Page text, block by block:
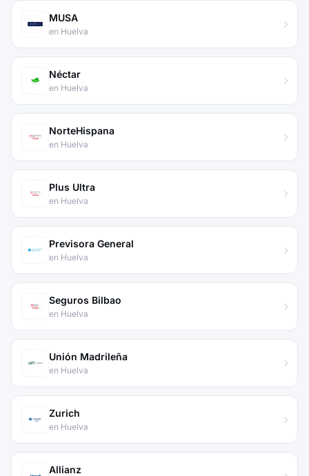
MUSA
en Huelva
Néctar
en Huelva
NorteHispana
en Huelva
Plus Ultra
en Huelva
Previsora General
en Huelva
Seguros Bilbao
en Huelva
Unión Madrileña
en Huelva
Zurich
en Huelva
Allianz